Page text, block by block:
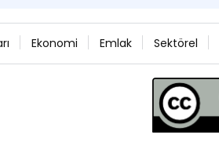
Ekonomi Emlak Sektörel